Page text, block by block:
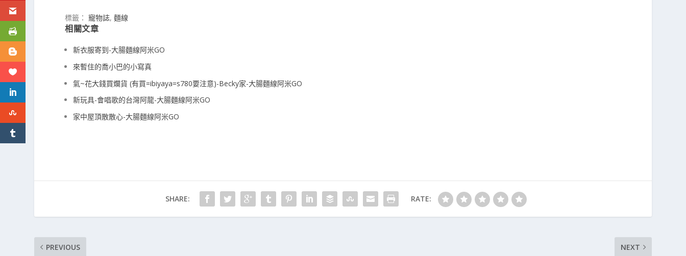
標籤：寵物誌,麵線
相關文章
新衣服寄到-大腸麵線阿米GO
來暫住的喬小巴的小寫真
氣~花大錢買爛貨 (有買=ibiyaya=s780要注意)-Becky家-大腸麵線阿米GO
新玩具-會唱歌的台灣阿龍-大腸麵線阿米GO
家中屋頂散散心-大腸麵線阿米GO
SHARE: RATE:
PREVIOUS NEXT